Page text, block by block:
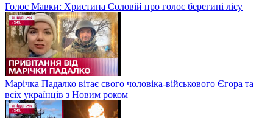
Голос Мавки: Христина Соловій про голос берегині лісу
Марічка Падалко вітає свого чоловіка-військового Єгора та
всіх українців з Новим роком